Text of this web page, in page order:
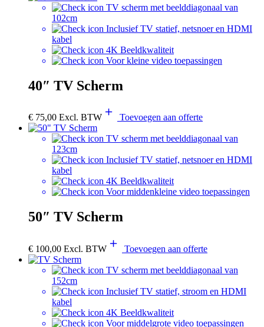
TV scherm met beelddiagonaal van
102cm
Inclusief TV statief, netsnoer en HDMI
kabel
4K Beeldkwaliteit
Voor kleine video toepassingen
40″ TV Scherm
€ 75,00 Excl. BTW Toevoegen aan offerte
TV scherm met beelddiagonaal van
123cm
Inclusief TV statief, netsnoer en HDMI
kabel
4K Beeldkwaliteit
Voor middenkleine video toepassingen
50″ TV Scherm
€ 100,00 Excl. BTW Toevoegen aan offerte
TV scherm met beelddiagonaal van
152cm
Inclusief TV statief, stroom en HDMI
kabel
4K Beeldkwaliteit
Voor middelgrote video toepassingen